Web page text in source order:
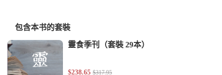
包含本书的套裝